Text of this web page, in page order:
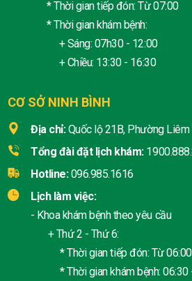
* Thời gian tiếp đón: Từ 07:00
* Thời gian khám bệnh:
+ Sáng: 07h30 - 12:00
+ Chiều: 13:30 - 16:30
CƠ SỞ NINH BÌNH
Địa chỉ: Quốc lộ 21B, Phường Liêm
Tổng đài đặt lịch khám:
Hotline: 096.985.1616
Lịch làm việc:
- Khoa khám bệnh theo yêu cầu
+ Thứ 2 - Thứ 6:
* Thời gian tiếp đón: Từ 06:00
* Thời gian khám bệnh: 06:30